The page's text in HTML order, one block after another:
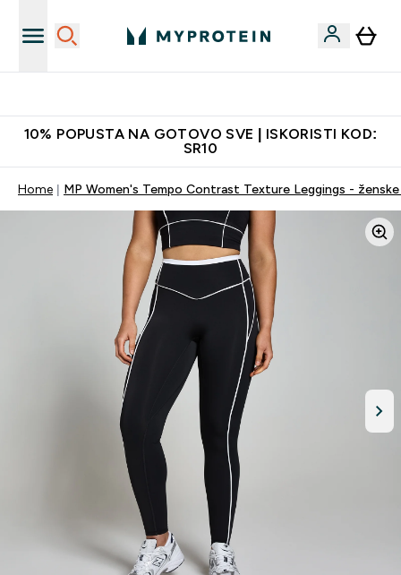
10% POPUSTA NA GOTOVO SVE | ISKORISTI KOD:
SR10
Home MP Women's Tempo Contrast Texture Leggings -